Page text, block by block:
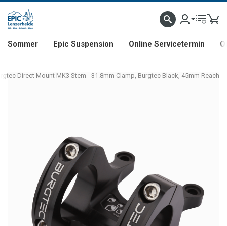
& FREERIDE-SPEZIALIST SCHWEIZER FIRMA SHOP & SHOWROOM IN
Sommer Epic Suspension Online Servicetermin
Direct Mount MK3 Stem - 31.8mm Clamp, Burgtec Black, 45mm Reach